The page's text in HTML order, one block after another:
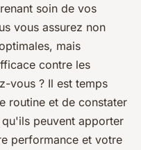
soin de vos
vous assurez non
mais
contre les
vous ? Il est temps
routine et de constater
peuvent apporter
performance et votre